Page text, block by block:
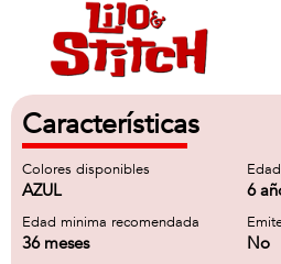
Características
Colores disponibles
AZUL 6
Edad minima recomendada
36 meses No